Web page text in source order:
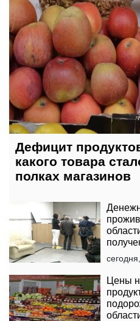
Дефицит
какого товара
полках магазинов
Цены